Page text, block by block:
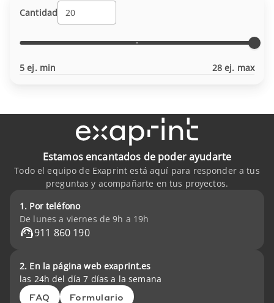
Cantidad
5 ej. min 28 ej. max
Estamos encantados de poder ayudarte
Todo el equipo de Exaprint está aquí para responder a tus
preguntas y acompañarte en tus proyectos.
1. Por teléfono
De lunes a viernes de 9h a 19h
911 860 190
2. En la página web exaprint.es
las 24h del día 7 días a la semana
FAQ Formulario